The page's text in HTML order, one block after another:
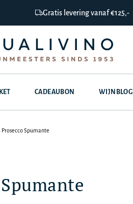
Gratis levering vanaf €125,-
CADEAUBON WIJNBLOG
Prosecco Spumante